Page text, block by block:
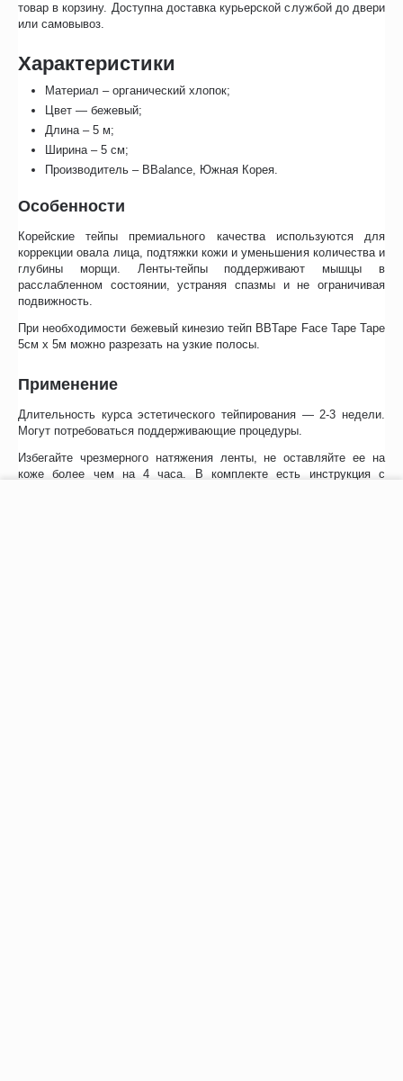
товар в корзину. Доступна доставка курьерской службой до двери
или самовывоз.
Характеристики
Материал – органический хлопок;
Цвет — бежевый;
Длина – 5 м;
Ширина – 5 см;
Производитель – BBalance, Южная Корея.
Особенности
Корейские тейпы премиального качества используются для
коррекции овала лица, подтяжки кожи и уменьшения количества и
глубины морщи. Ленты-тейпы поддерживают мышцы в
расслабленном состоянии, устраняя спазмы и не ограничивая
подвижность.
При необходимости бежевый кинезио тейп BBTape Face Tape Tape
5см х 5м можно разрезать на узкие полосы.
Применение
Длительность курса эстетического тейпирования — 2-3 недели.
Могут потребоваться поддерживающие процедуры.
Избегайте чрезмерного натяжения ленты, не оставляйте ее на
коже более чем на 4 часа. В комплекте есть инструкция с